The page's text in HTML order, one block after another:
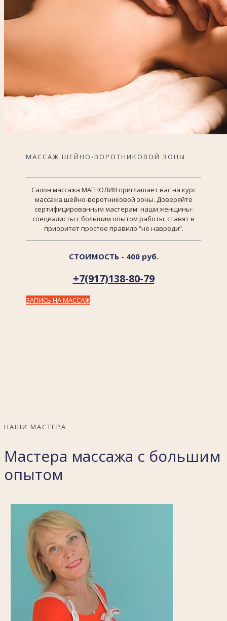
МАССАЖ ШЕЙНО-ВОРОТНИКОВОЙ ЗОНЫ
Салон массажа МАГНОЛИЯ приглашает вас на курс
массажа шейно-воротниковой зоны. Доверяйте
сертифицированным мастерам: наши женщины-
специалисты с большим опытом работы, ставят в
приоритет простое правило “не навреди”.
СТОИМОСТЬ - 400 руб.
+7(917)138-80-79
ЗАПИСЬ НА МАССАЖ
НАШИ МАСТЕРА
Мастера массажа с большим
опытом